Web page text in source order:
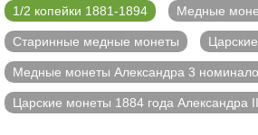
1/2 копейки 1881-1894 Медные
Старинные медные монеты
Медные монеты Александра 3
Царские монеты 1884 года Александра